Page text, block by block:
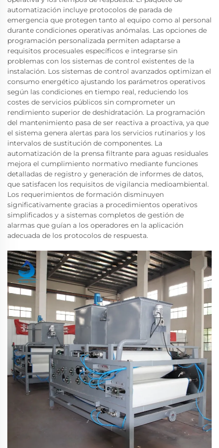
automatización incluye protocolos de parada de
emergencia que protegen tanto al equipo como al personal
durante condiciones operativas anómalas. Las opciones de
programación personalizada permiten adaptarse a
requisitos procesuales específicos e integrarse sin
problemas con los sistemas de control existentes de la
instalación. Los sistemas de control avanzados optimizan el
consumo energético ajustando los parámetros operativos
según las condiciones en tiempo real, reduciendo los
costes de servicios públicos sin comprometer un
rendimiento superior de deshidratación. La programación
del mantenimiento pasa de ser reactiva a proactiva, ya que
el sistema genera alertas para los servicios rutinarios y los
intervalos de sustitución de componentes. La
automatización de la prensa filtrante para aguas residuales
mejora el cumplimiento normativo mediante funciones
detalladas de registro y generación de informes de datos,
que satisfacen los requisitos de vigilancia medioambiental.
Los requerimientos de formación disminuyen
significativamente gracias a procedimientos operativos
simplificados y a sistemas completos de gestión de
alarmas que guían a los operadores en la aplicación
adecuada de los protocolos de respuesta.